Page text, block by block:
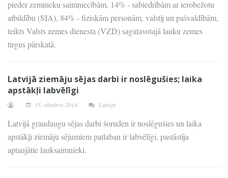
pieder zemnieku saimniecībām, 14% - sabiedrībām ar ierobežotu
atbildību (SIA), 84% - fiziskām personām, valstij un pašvaldībām,
teikts Valsts zemes dienesta (VZD) sagatavotajā lauku zemes
tirgus pārskatā.
Latvijā ziemāju sējas darbi ir noslēgušies; laika
apstākļi labvēlīgi
15. oktobris 2014. Latvija
Latvijā graudaugu sējas darbi šoruden ir noslēgušies un laika
apstākļi ziemāju sējumiem patlaban ir labvēlīgi, pastāstīja
aptaujātie lauksaimnieki.